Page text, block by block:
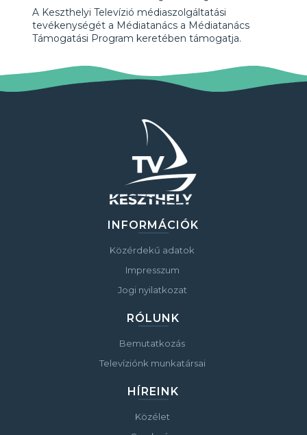
A Keszthelyi Televízió médiaszolgáltatási
tevékenységét a Médiatanács a Médiatanács
Támogatási Program keretében támogatja.
INFORMÁCIÓK
Közérdekű adatok
Impresszum
Jogi nyilatkozat
RÓLUNK
Bemutatkozás
Televíziónk munkatársai
HÍREINK
Közélet